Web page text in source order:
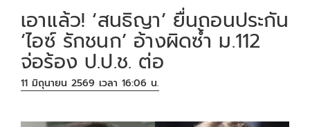
เอาแล้ว! ‘สนธิญา’ ยื่นถอนประกัน
‘ไอซ์ รักชนก’ อ้างผิดซ้ำ ม.112
จ่อร้อง ป.ป.ช. ต่อ
11 มิถุนายน 2569 เวลา 16:06 น.